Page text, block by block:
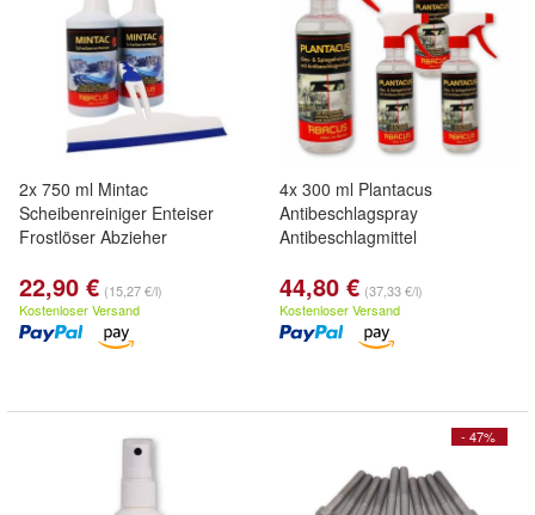
2x 750 ml Mintac
Scheibenreiniger Enteiser
Frostlöser Abzieher
22,90 € (15,27 €/l)
Kostenloser Versand
4x 300 ml Plantacus
Antibeschlagspray
Antibeschlagmittel
44,80 € (37,33 €/l)
Kostenloser Versand
- 47%